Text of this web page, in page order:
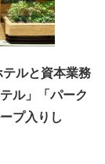
ルと資本業務
ル」「パーク
プ入りし